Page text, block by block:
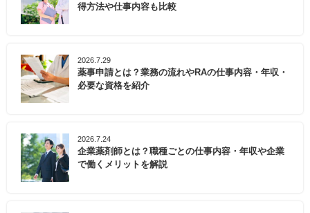
得方法や仕事内容も比較
2026.7.29
薬事申請とは？業務の流れやRAの仕事内容・年収・
必要な資格を紹介
2026.7.24
企業薬剤師とは？職種ごとの仕事内容・年収や企業
で働くメリットを解説